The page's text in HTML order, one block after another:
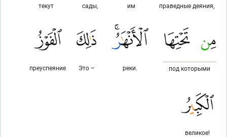
праведные деяния,
им
сады,
текут
под которыми
реки.
Это –
преуспеяние
великое!